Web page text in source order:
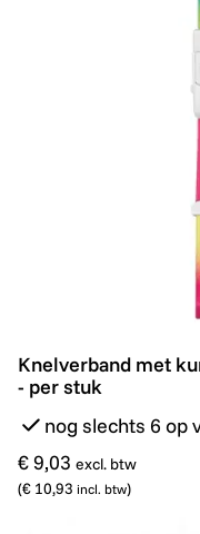
Knelverband met
Knelverband met
- per stuk
nog slechts 6 op
€ 9,03 excl. btw
(€ 10,93 incl. btw)